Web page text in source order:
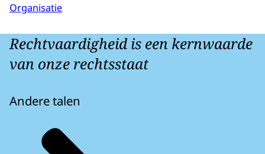
Organisatie
Rechtvaardigheid is een kernwaarde
van onze rechtsstaat
Andere talen